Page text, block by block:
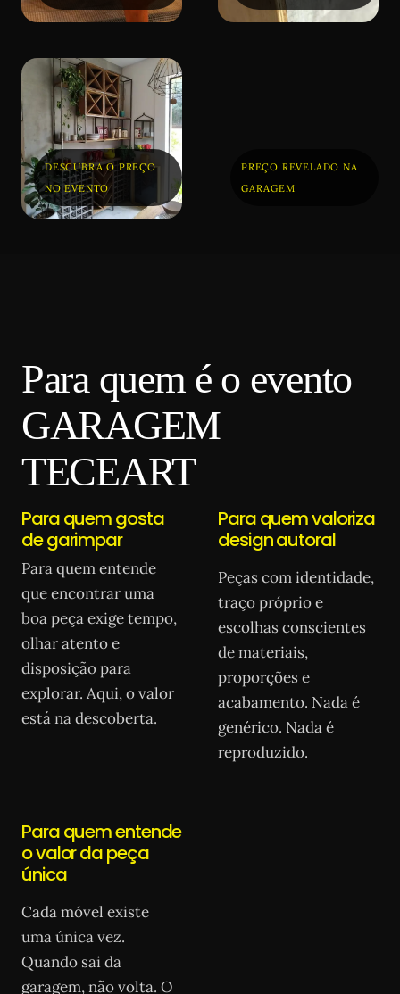
DESCUBRA O PREÇO
NO EVENTO
PREÇO REVELADO NA
GARAGEM
Para quem é o evento
GARAGEM
TECEART
Para quem gosta
de garimpar
Para quem entende
que encontrar uma
boa peça exige tempo,
olhar atento e
disposição para
explorar. Aqui, o valor
está na descoberta.
Para quem valoriza
design autoral
Peças com identidade,
traço próprio e
escolhas conscientes
de materiais,
proporções e
acabamento. Nada é
genérico. Nada é
reproduzido.
Para quem entende
o valor da peça
única
Cada móvel existe
uma única vez.
Quando sai da
garagem, não volta. O